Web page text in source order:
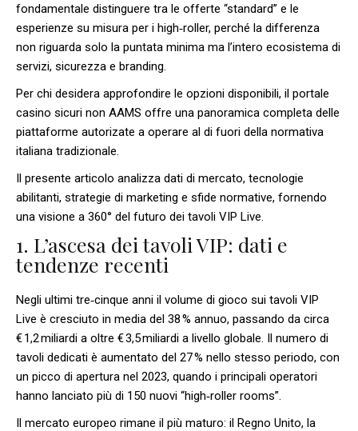
fondamentale distinguere tra le offerte “standard” e le
esperienze su misura per i high‑roller, perché la differenza
non riguarda solo la puntata minima ma l’intero ecosistema di
servizi, sicurezza e branding.
Per chi desidera approfondire le opzioni disponibili, il portale
casino sicuri non AAMS offre una panoramica completa delle
piattaforme autorizate a operare al di fuori della normativa
italiana tradizionale.
Il presente articolo analizza dati di mercato, tecnologie
abilitanti, strategie di marketing e sfide normative, fornendo
una visione a 360° del futuro dei tavoli VIP Live.
1. L’ascesa dei tavoli VIP: dati e
tendenze recenti
Negli ultimi tre‑cinque anni il volume di gioco sui tavoli VIP
Live è cresciuto in media del 38 % annuo, passando da circa
€ 1,2 miliardi a oltre € 3,5 miliardi a livello globale. Il numero di
tavoli dedicati è aumentato del 27 % nello stesso periodo, con
un picco di apertura nel 2023, quando i principali operatori
hanno lanciato più di 150 nuovi “high‑roller rooms”.
Il mercato europeo rimane il più maturo: il Regno Unito, la